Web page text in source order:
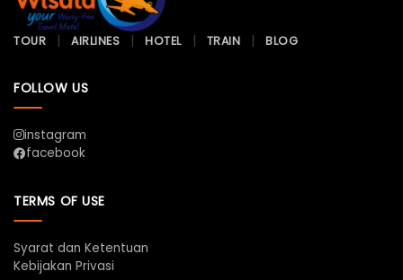
TOUR AIRLINES HOTEL TRAIN BLOG
FOLLOW US
instagram
facebook
TERMS OF USE
Syarat dan Ketentuan
Kebijakan Privasi